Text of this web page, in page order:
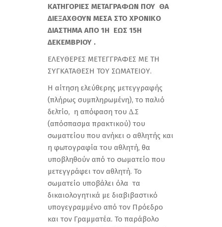
ΚΑΤΗΓΟΡΙΕΣ ΜΕΤΑΓΡΑΦΩΝ ΠΟΥ ΘΑ
ΔΙΕΞΑΧΘΟΥΝ ΜΕΣΑ ΣΤΟ ΧΡΟΝΙΚΟ
ΔΙΑΣΤΗΜΑ ΑΠΟ 1Η ΕΩΣ 15Η
ΔΕΚΕΜΒΡΙΟΥ .
ΕΛΕΥΘΕΡΕΣ ΜΕΤΕΓΓΡΑΦΕΣ ME TH
ΣΥΓΚΑΤΑΘΕΣΗ ΤΟΥ ΣΩΜΑΤΕΙΟΥ.
Η αίτηση ελεύθερης µετεγγραφής
(πλήρως συμπληρωμένη), το παλιό
δελτίο, η απόφαση του ∆.Σ
(απόσπασµα πρακτικού) του
σωµατείου που ανήκει ο αθλητής και
η φωτογραφία του αθλητή, θα
υποβληθούν από το σωµατείο που
µετεγγράφει τον αθλητή. Το
σωματείο υποβάλει όλα τα
δικαιολογητικά με διαβιβαστικό
υπογεγραμμένο από τον Πρόεδρο
και τον Γραμματέα. Το παράβολο